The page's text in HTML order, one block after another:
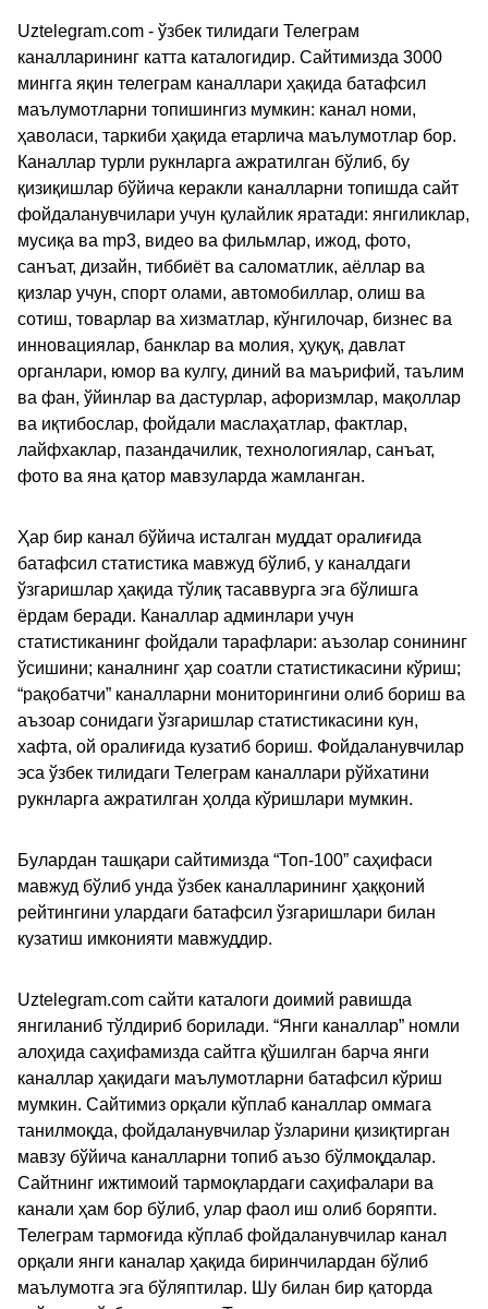
Uztelegram.com - ўзбек тилидаги Телеграм
каналларининг катта каталогидир. Сайтимизда 3000
мингга яқин телеграм каналлари ҳақида батафсил
маълумотларни топишингиз мумкин: канал номи,
ҳаволаси, таркиби ҳақида етарлича маълумотлар бор.
Каналлар турли рукнларга ажратилган бўлиб, бу
қизиқишлар бўйича керакли каналларни топишда сайт
фойдаланувчилари учун қулайлик яратади: янгиликлар,
мусиқа ва mp3, видео ва фильмлар, ижод, фото,
санъат, дизайн, тиббиёт ва саломатлик, аёллар ва
қизлар учун, спорт олами, автомобиллар, олиш ва
сотиш, товарлар ва хизматлар, кўнгилочар, бизнес ва
инновациялар, банклар ва молия, ҳуқуқ, давлат
органлари, юмор ва кулгу, диний ва маърифий, таълим
ва фан, ўйинлар ва дастурлар, афоризмлар, мақоллар
ва иқтибослар, фойдали маслаҳатлар, фактлар,
лайфхаклар, пазандачилик, технологиялар, санъат,
фото ва яна қатор мавзуларда жамланган.
Ҳар бир канал бўйича исталган муддат оралиғида
батафсил статистика мавжуд бўлиб, у каналдаги
ўзгаришлар ҳақида тўлиқ тасаввурга эга бўлишга
ёрдам беради. Каналлар админлари учун
статистиканинг фойдали тарафлари: аъзолар сонининг
ўсишини; каналнинг ҳар соатли статистикасини кўриш;
“рақобатчи” каналларни мониторингини олиб бориш ва
аъзоар сонидаги ўзгаришлар статистикасини кун,
хафта, ой оралиғида кузатиб бориш. Фойдаланувчилар
эса ўзбек тилидаги Телеграм каналлари рўйхатини
рукнларга ажратилган ҳолда кўришлари мумкин.
Булардан ташқари сайтимизда “Топ-100” саҳифаси
мавжуд бўлиб унда ўзбек каналларининг ҳаққоний
рейтингини улардаги батафсил ўзгаришлари билан
кузатиш имконияти мавжуддир.
Uztelegram.com сайти каталоги доимий равишда
янгиланиб тўлдириб борилади. “Янги каналлар” номли
алоҳида саҳифамизда сайтга қўшилган барча янги
каналлар ҳақидаги маълумотларни батафсил кўриш
мумкин. Сайтимиз орқали кўплаб каналлар оммага
танилмоқда, фойдаланувчилар ўзларини қизиқтирган
мавзу бўйича каналларни топиб аъзо бўлмоқдалар.
Сайтнинг ижтимоий тармоқлардаги саҳифалари ва
канали ҳам бор бўлиб, улар фаол иш олиб боряпти.
Телеграм тармоғида кўплаб фойдаланувчилар канал
орқали янги каналар ҳақида биринчилардан бўлиб
маълумотга эга бўляптилар. Шу билан бир қаторда